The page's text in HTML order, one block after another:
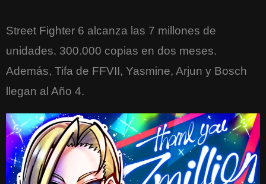
Street Fighter 6 alcanza las 7 millones de
unidades. 300.000 copias en dos meses.
Además, Tifa de FFVII, Yasmine, Arjun y Bosch
llegan al Año 4.